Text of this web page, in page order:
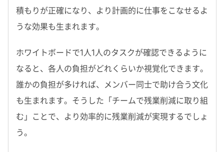
積もりが正確になり、より計画的に仕事をこなせるよ
うな効果も生まれます。
ホワイトボードで1人1人のタスクが確認できるように
なると、各人の負担がどれくらいか視覚化できます。
誰かの負担が多ければ、メンバー同士で助け合う文化
も生まれます。そうした「チームで残業削減に取り組
む」ことで、より効率的に残業削減が実現するでしょ
う。